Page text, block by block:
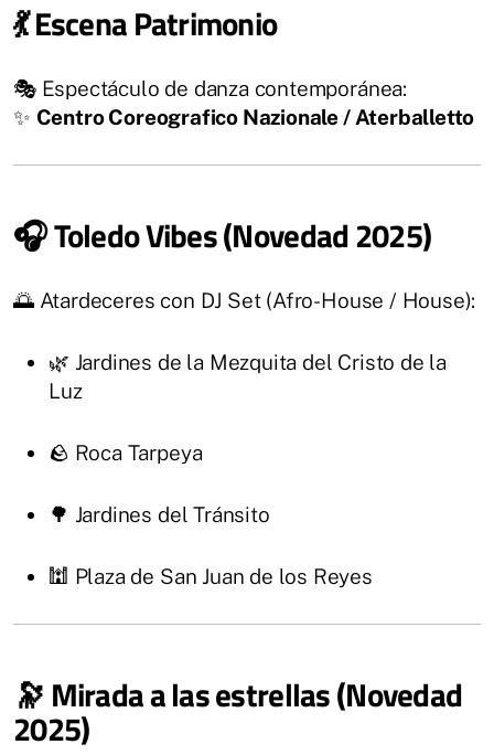
💃 Escena Patrimonio
🎭 Espectáculo de danza contemporánea:
✨ Centro Coreografico Nazionale / Aterballetto
🎧 Toledo Vibes (Novedad 2025)
🌅 Atardeceres con DJ Set (Afro-House / House):
🌿 Jardines de la Mezquita del Cristo de la
Luz
🪨 Roca Tarpeya
🌳 Jardines del Tránsito
🕍 Plaza de San Juan de los Reyes
🔭 Mirada a las estrellas (Novedad
2025)